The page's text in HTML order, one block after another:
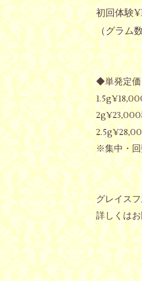
初回体験
（グラム
◆単発定価
※集中・回
グレイス
詳しくは